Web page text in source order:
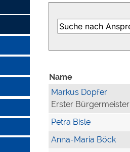
Name
Markus Dopfer
Erster Bürgermeister
Petra Bisle
Anna-Maria Böck